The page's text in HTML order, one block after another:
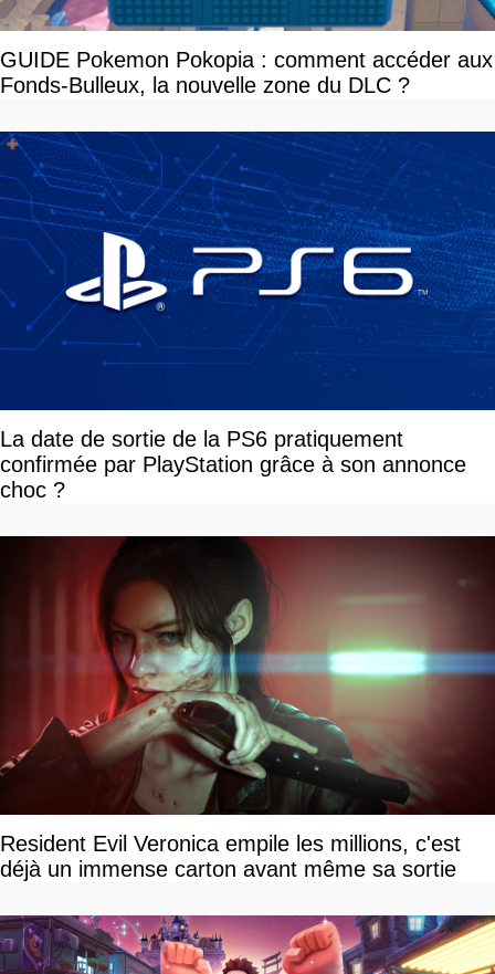
GUIDE Pokemon Pokopia : comment accéder aux
Fonds-Bulleux, la nouvelle zone du DLC ?
La date de sortie de la PS6 pratiquement
confirmée par PlayStation grâce à son annonce
choc ?
Resident Evil Veronica empile les millions, c'est
déjà un immense carton avant même sa sortie